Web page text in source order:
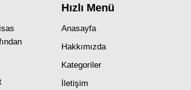
Hızlı Menü
Anasayfa
Hakkımızda
Kategoriler
İletişim